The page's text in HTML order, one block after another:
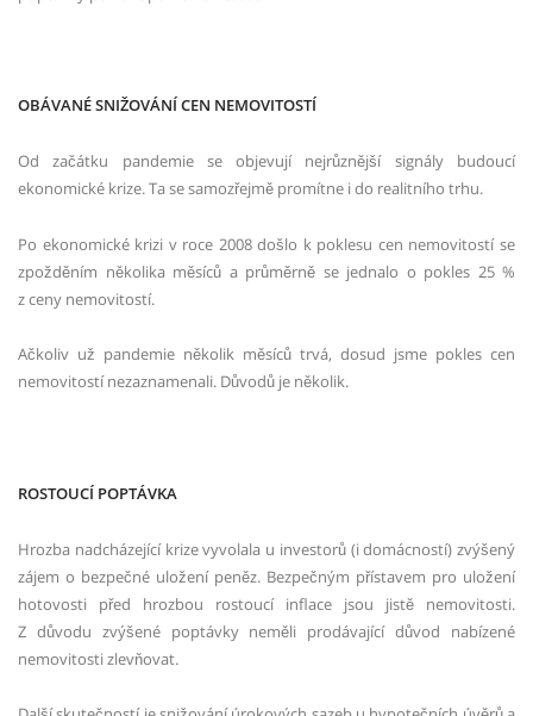
OBÁVANÉ SNIŽOVÁNÍ CEN NEMOVITOSTÍ
Od začátku pandemie se objevují nejrůznější signály budoucí
ekonomické krize. Ta se samozřejmě promítne i do realitního trhu.
Po ekonomické krizi v roce 2008 došlo k poklesu cen nemovitostí se
zpožděním několika měsíců a průměrně se jednalo o pokles 25 %
z ceny nemovitostí.
Ačkoliv už pandemie několik měsíců trvá, dosud jsme pokles cen
nemovitostí nezaznamenali. Důvodů je několik.
ROSTOUCÍ POPTÁVKA
Hrozba nadcházející krize vyvolala u investorů (i domácností) zvýšený
zájem o bezpečné uložení peněz. Bezpečným přístavem pro uložení
hotovosti před hrozbou rostoucí inflace jsou jistě nemovitosti.
Z důvodu zvýšené poptávky neměli prodávající důvod nabízené
nemovitosti zlevňovat.